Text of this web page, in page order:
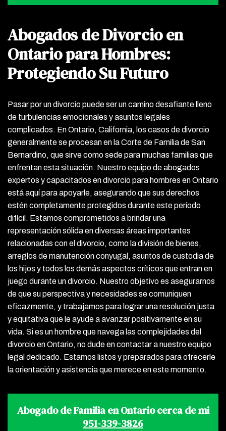
Abogados de Divorcio en
Ontario para Hombres:
Protegiendo Su Futuro
Pasar por un divorcio puede ser un camino desafiante lleno
de turbulencias emocionales y asuntos legales
complicados. En Ontario, California, los casos de divorcio
generalmente se procesan en la Corte de Familia de San
Bernardino, que sirve como sede para muchas familias que
enfrentan esta situación. Nuestro equipo de abogados
expertos y capacitados en divorcio para hombres en Ontario
está aquí para apoyarle, asegurando que sus derechos
estén completamente protegidos durante este período
difícil. Estamos comprometidos a brindar una
representación sólida en diversas áreas importantes
relacionadas con el divorcio, como la división de bienes,
arreglos de manutención conyugal, asuntos de custodia de
los hijos y todos los demás aspectos críticos que entran en
juego durante un divorcio. Nuestro objetivo es asegurarnos
de que su perspectiva y necesidades se comuniquen
eficazmente, y trabajamos para lograr una resolución justa
y equitativa que le ayude a avanzar positivamente en su
vida. Si es un hombre que navega las complejidades del
divorcio en Ontario, no dude en contactar a nuestro equipo
legal dedicado. Estamos listos y preparados para ofrecerle
la orientación y asistencia que merece en este momento.
Abogado de Familia en Ontario cerca de mi
951-339-3826